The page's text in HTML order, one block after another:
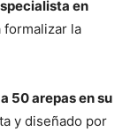
en
formalizar la
50 arepas en su
y diseñado por